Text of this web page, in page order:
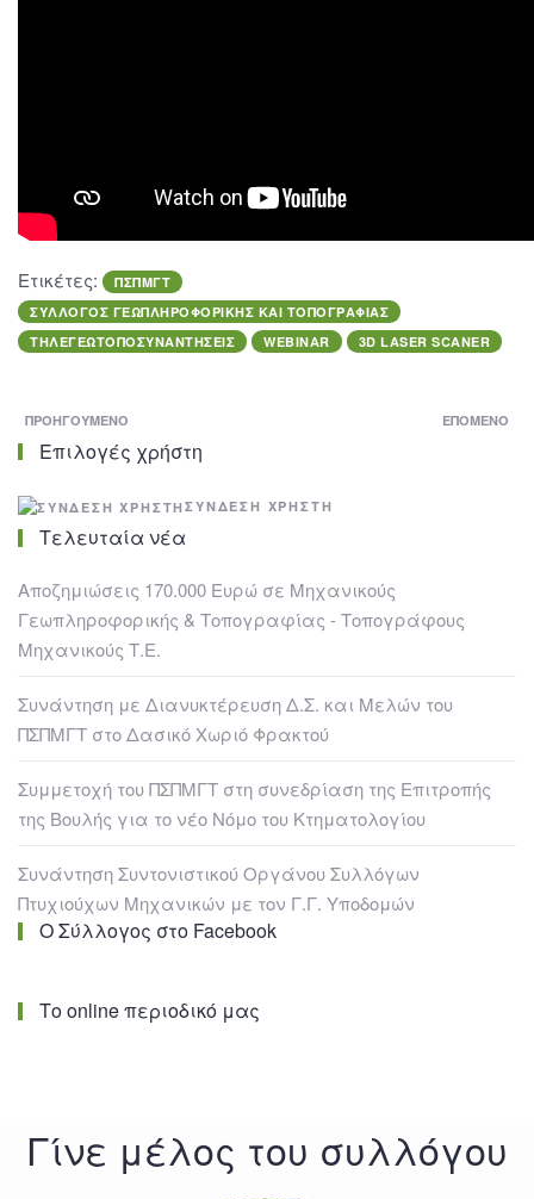
Ετικέτες:
ΠΣΠΜΓΤ
ΣΥΛΛΟΓΟΣ ΓΕΩΠΛΗΡΟΦΟΡΙΚΗΣ ΚΑΙ ΤΟΠΟΓΡΑΦΙΑΣ
ΤΗΛΕΓΕΩΤΟΠΟΣΥΝΑΝΤΗΣΕΙΣ
WEBINAR 3D LASER SCANER
ΠΡΟΗΓΟΎΜΕΝΟ ΕΠΌΜΕΝΟ
Επιλογές χρήστη
ΣΎΝΔΕΣΗ ΧΡΉΣΤΗ
Τελευταία νέα
Αποζημιώσεις 170.000 Ευρώ σε Μηχανικούς
Γεωπληροφορικής & Τοπογραφίας - Τοπογράφους
Μηχανικούς Τ.Ε.
Συνάντηση με Διανυκτέρευση Δ.Σ. και Μελών του
ΠΣΠΜΓΤ στο Δασικό Χωριό Φρακτού
Συμμετοχή του ΠΣΠΜΓΤ στη συνεδρίαση της Επιτροπής
της Βουλής για το νέο Νόμο του Κτηματολογίου
Συνάντηση Συντονιστικού Οργάνου Συλλόγων
Πτυχιούχων Μηχανικών με τον Γ.Γ. Υποδομών
Ο Σύλλογος στο Facebook
Το online περιοδικό μας
Γίνε μέλος του συλλόγου